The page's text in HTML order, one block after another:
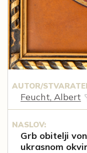
AUTOR/
Feucht, Albert
NASLOV:
Grb obitelji
ukrasnom